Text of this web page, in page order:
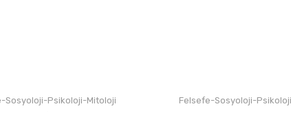
Sosyoloji-Psikoloji-Mitoloji Felsefe-Sosyoloji-